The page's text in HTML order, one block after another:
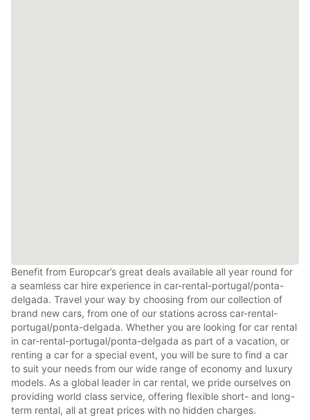
Benefit from Europcar’s great deals available all year round for
a seamless car hire experience in car-rental-portugal/ponta-
delgada. Travel your way by choosing from our collection of
brand new cars, from one of our stations across car-rental-
portugal/ponta-delgada. Whether you are looking for car rental
in car-rental-portugal/ponta-delgada as part of a vacation, or
renting a car for a special event, you will be sure to find a car
to suit your needs from our wide range of economy and luxury
models. As a global leader in car rental, we pride ourselves on
providing world class service, offering flexible short- and long-
term rental, all at great prices with no hidden charges.